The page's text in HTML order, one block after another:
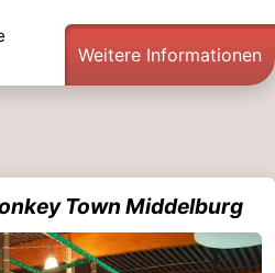
Weitere Informationen
Town Middelburg